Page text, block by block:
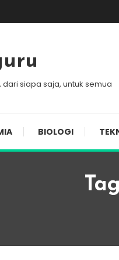
siapa saja, untuk semua
BIOLOGI